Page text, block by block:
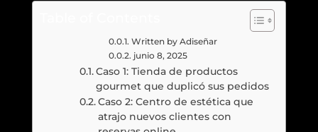
Written by Adiseñar
junio 8, 2025
Caso 1: Tienda de productos
gourmet que duplicó sus pedidos
Caso 2: Centro de estética que
atrajo nuevos clientes con